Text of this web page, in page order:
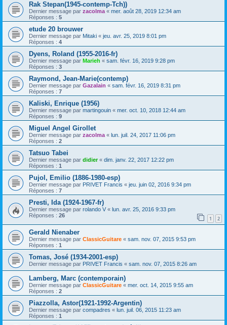
Rak Stepan(1945-contemp-Tch))
Dernier message par zacolma « mer. août 28, 2019 12:34 am
Réponses : 5
etude 20 brouwer
Dernier message par Mitaki « jeu. avr. 25, 2019 8:01 pm
Réponses : 4
Dyens, Roland (1955-2016-fr)
Dernier message par Marieh « sam. févr. 16, 2019 9:28 pm
Réponses : 3
Raymond, Jean-Marie(contemp)
Dernier message par Gazalain « sam. févr. 16, 2019 8:31 pm
Réponses : 7
Kaliski, Enrique (1956)
Dernier message par martingouin « mer. oct. 10, 2018 12:44 am
Réponses : 9
Miguel Angel Girollet
Dernier message par zacolma « lun. juil. 24, 2017 11:06 pm
Réponses : 2
Tatsuo Tabei
Dernier message par didier« dim. janv. 22, 2017 12:22 pm
Réponses : 1
Pujol, Emilio (1886-1980-esp)
Dernier message par PRIVET Francis « jeu. juin 02, 2016 9:34 pm
Réponses : 7
Presti, Ida (1924-1967-fr)
Dernier message par rolando V « lun. avr. 25, 2016 9:33 pm
Réponses : 26 1 2
Gerald Nienaber
Dernier message par ClassicGuitare « sam. nov. 07, 2015 9:53 pm
Réponses : 1
Tomas, José (1934-2001-esp)
Dernier message par PRIVET Francis « sam. nov. 07, 2015 8:26 am
Lamberg, Marc (contemporain)
Dernier message par ClassicGuitare « mer. oct. 14, 2015 9:55 am
Réponses : 2
Piazzolla, Astor(1921-1992-Argentin)
Dernier message par compadres « lun. juil. 06, 2015 11:23 am
Réponses : 1